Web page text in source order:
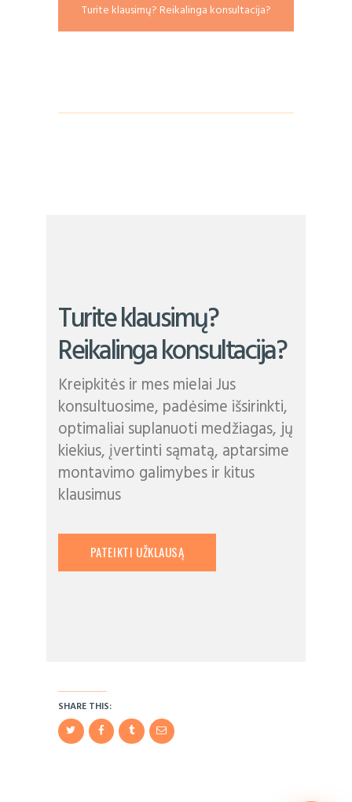
Turite klausimų? Reikalinga konsultacija?
Turite klausimų?
Reikalinga konsultacija?
Kreipkitės ir mes mielai Jus
konsultuosime, padėsime išsirinkti,
optimaliai suplanuoti medžiagas, jų
kiekius, įvertinti sąmatą, aptarsime
montavimo galimybes ir kitus
klausimus
PATEIKTI UŽKLAUSĄ
SHARE THIS: